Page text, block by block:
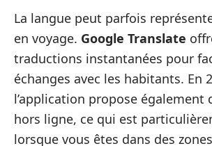
La langue peut parfois
en voyage. Google Translate
traductions instantanées pour
échanges avec les habitants. En
l’application propose également
hors ligne, ce qui est
lorsque vous êtes dans des